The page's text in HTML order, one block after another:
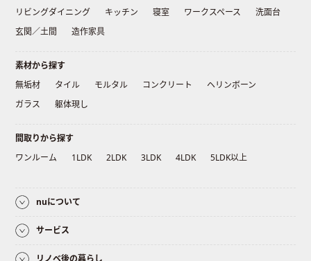
リビングダイニング
キッチン 寝室 ワークスペース
洗面台
玄関／土間
造作家具
素材から探す
無垢材
タイル モルタル コンクリート
ヘリンボーン
ガラス
躯体現し
間取りから探す
ワンルーム
1LDK 2LDK 3LDK 4LDK 5LDK以上
nuについて
サービス
リノベ後の暮らし